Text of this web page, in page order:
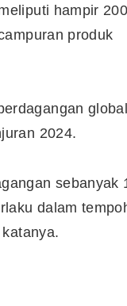
hampir 200
produk
global
2024.
sebanyak
dalam